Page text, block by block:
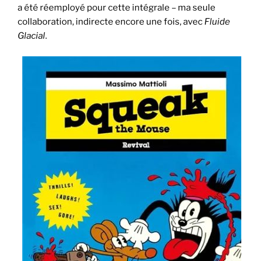
a été réemployé pour cette intégrale – ma seule
collaboration, indirecte encore une fois, avec Fluide
Glacial.